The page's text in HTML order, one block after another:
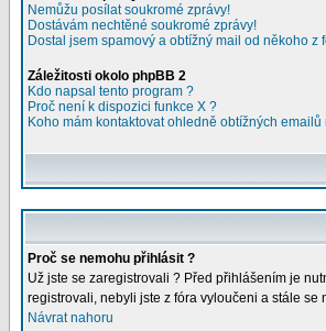
Nemůžu posílat soukromé zprávy!
Dostávám nechtěné soukromé zprávy!
Dostal jsem spamový a obtížný mail od někoho z
Záležitosti okolo phpBB 2
Kdo napsal tento program ?
Proč není k dispozici funkce X ?
Koho mám kontaktovat ohledně obtížných
Proč se nemohu přihlásit ?
Už jste se zaregistrovali ? Před přihlášením je
registrovali, nebyli jste z fóra vyloučeni a stále
Návrat nahoru